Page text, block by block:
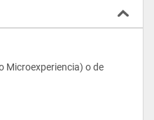
Microexperiencia) o de